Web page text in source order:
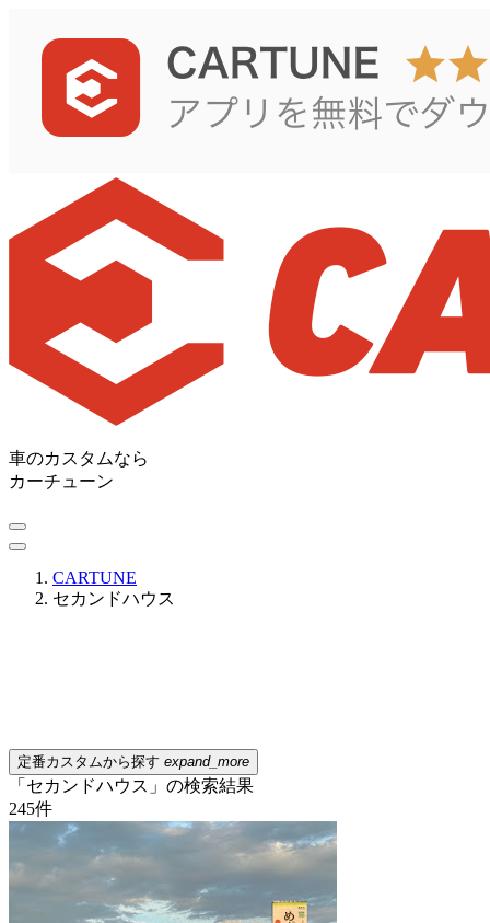
車のカスタムなら
カーチューン
CARTUNE
セカンドハウス
定番カスタムから探す expand_more
「セカンドハウス」の検索結果
245件